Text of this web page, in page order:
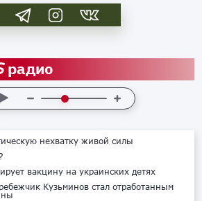
радио
нехватку живой силы
вакцину на украинских детях
Кузьминов стал отработанным